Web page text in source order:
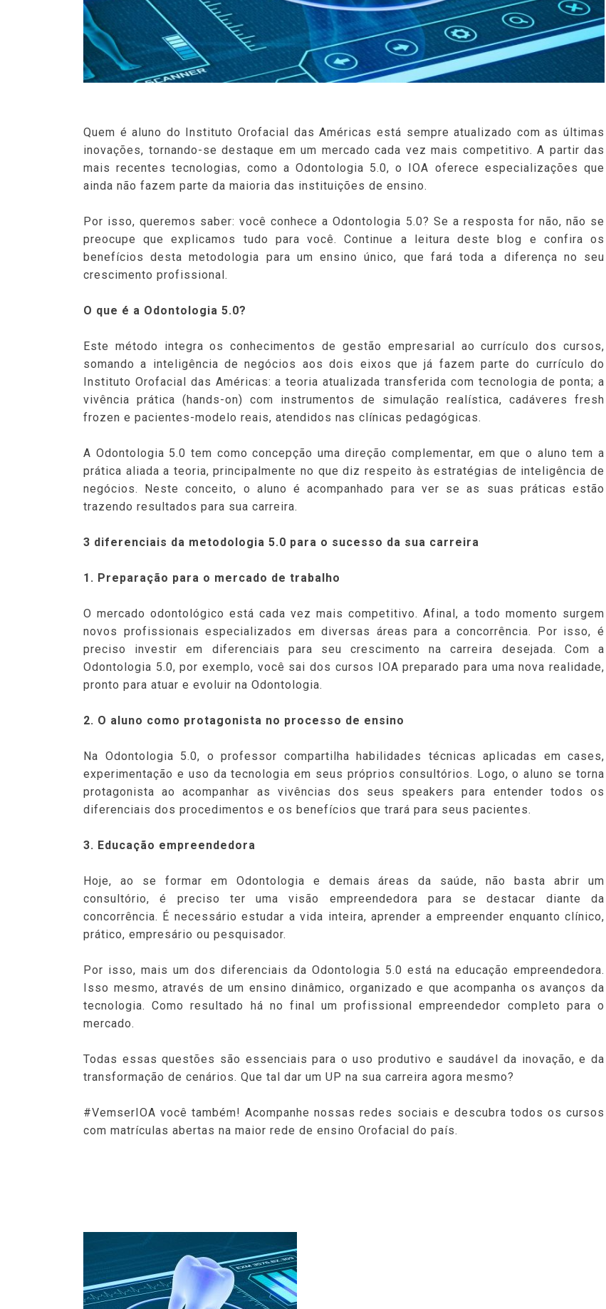
Quem é aluno do Instituto Orofacial das Américas está sempre atualizado com as últimas
inovações, tornando-se destaque em um mercado cada vez mais competitivo. A partir das
mais recentes tecnologias, como a Odontologia 5.0, o IOA oferece especializações que
ainda não fazem parte da maioria das instituições de ensino.
Por isso, queremos saber: você conhece a Odontologia 5.0? Se a resposta for não, não se
preocupe que explicamos tudo para você. Continue a leitura deste blog e confira os
benefícios desta metodologia para um ensino único, que fará toda a diferença no seu
crescimento profissional.
O que é a Odontologia 5.0?
Este método integra os conhecimentos de gestão empresarial ao currículo dos cursos,
somando a inteligência de negócios aos dois eixos que já fazem parte do currículo do
Instituto Orofacial das Américas: a teoria atualizada transferida com tecnologia de ponta; a
vivência prática (hands-on) com instrumentos de simulação realística, cadáveres fresh
frozen e pacientes-modelo reais, atendidos nas clínicas pedagógicas.
A Odontologia 5.0 tem como concepção uma direção complementar, em que o aluno tem a
prática aliada a teoria, principalmente no que diz respeito às estratégias de inteligência de
negócios. Neste conceito, o aluno é acompanhado para ver se as suas práticas estão
trazendo resultados para sua carreira.
3 diferenciais da metodologia 5.0 para o sucesso da sua carreira
1. Preparação para o mercado de trabalho
O mercado odontológico está cada vez mais competitivo. Afinal, a todo momento surgem
novos profissionais especializados em diversas áreas para a concorrência. Por isso, é
preciso investir em diferenciais para seu crescimento na carreira desejada. Com a
Odontologia 5.0, por exemplo, você sai dos cursos IOA preparado para uma nova realidade,
pronto para atuar e evoluir na Odontologia.
2. O aluno como protagonista no processo de ensino
Na Odontologia 5.0, o professor compartilha habilidades técnicas aplicadas em cases,
experimentação e uso da tecnologia em seus próprios consultórios. Logo, o aluno se torna
protagonista ao acompanhar as vivências dos seus speakers para entender todos os
diferenciais dos procedimentos e os benefícios que trará para seus pacientes.
3. Educação empreendedora
Hoje, ao se formar em Odontologia e demais áreas da saúde, não basta abrir um
consultório, é preciso ter uma visão empreendedora para se destacar diante da
concorrência. É necessário estudar a vida inteira, aprender a empreender enquanto clínico,
prático, empresário ou pesquisador.
Por isso, mais um dos diferenciais da Odontologia 5.0 está na educação empreendedora.
Isso mesmo, através de um ensino dinâmico, organizado e que acompanha os avanços da
tecnologia. Como resultado há no final um profissional empreendedor completo para o
mercado.
Todas essas questões são essenciais para o uso produtivo e saudável da inovação, e da
transformação de cenários. Que tal dar um UP na sua carreira agora mesmo?
#VemserIOA você também! Acompanhe nossas redes sociais e descubra todos os cursos
com matrículas abertas na maior rede de ensino Orofacial do país.